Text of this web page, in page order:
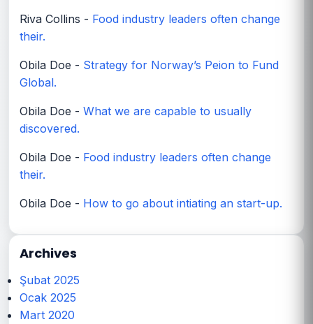
Riva Collins - Food industry leaders often change
their.
Obila Doe - Strategy for Norway’s Peion to Fund
Global.
Obila Doe - What we are capable to usually
discovered.
Obila Doe - Food industry leaders often change
their.
Obila Doe - How to go about intiating an start-up.
Archives
Şubat 2025
Ocak 2025
Mart 2020